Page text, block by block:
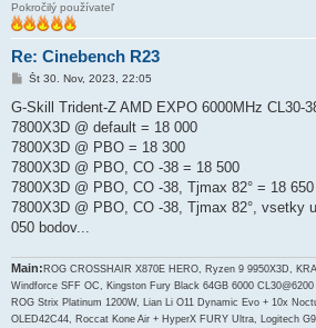
Pokročilý používateľ
Re: Cinebench R23
P
p
e
o
k
Št 30. Nov, 2023, 22:05
G-Skill Trident-Z AMD EXPO 6000MHz CL30-
7800X3D @ default = 18 000
7800X3D @ PBO = 18 300
7800X3D @ PBO, CO -38 = 18 500
7800X3D @ PBO, CO -38, Tjmax 82° = 18 650
7800X3D @ PBO, CO -38, Tjmax 82°, vsetky
050 bodov...
Main: ROG CROSSHAIR X870E HERO, Ryzen 9 9950X3D,
Windforce SFF OC, Kingston Fury Black 64GB 6000
ROG Strix Platinum 1200W, Lian Li O11 Dynamic Evo + 10x
OLED42C44, Roccat Kone Air + HyperX FURY Ultra, Logitech